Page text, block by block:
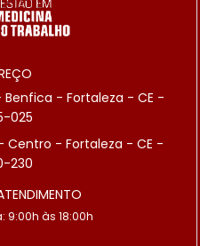
- Fortaleza - CE -
025
Centro - Fortaleza - CE -
230
9:00h às 18:00h